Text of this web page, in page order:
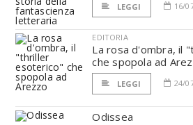
LEGGI 16/
EDITORIA
La rosa d'ombra, il
che spopola ad
LEGGI 24/
Odissea